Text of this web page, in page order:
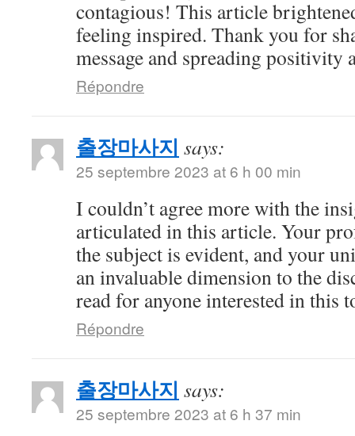
contagious! This article
feeling inspired. Thank you for
message and spreading positivity
Répondre
출장마사지 says:
25 septembre 2023 at 6 h 00 min
I couldn’t agree more with the
articulated in this article. Your
the subject is evident, and your
an invaluable dimension to the
read for anyone interested in this
Répondre
출장마사지 says:
25 septembre 2023 at 6 h 37 min